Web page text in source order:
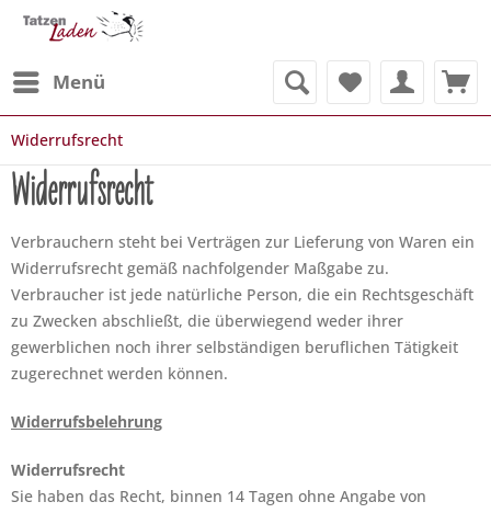
Menü
Widerrufsrecht
Widerrufsrecht
Verbrauchern steht bei Verträgen zur Lieferung von Waren ein
Widerrufsrecht gemäß nachfolgender Maßgabe zu.
Verbraucher ist jede natürliche Person, die ein Rechtsgeschäft
zu Zwecken abschließt, die überwiegend weder ihrer
gewerblichen noch ihrer selbständigen beruflichen Tätigkeit
zugerechnet werden können.
Widerrufsbelehrung
Widerrufsrecht
Sie haben das Recht, binnen 14 Tagen ohne Angabe von